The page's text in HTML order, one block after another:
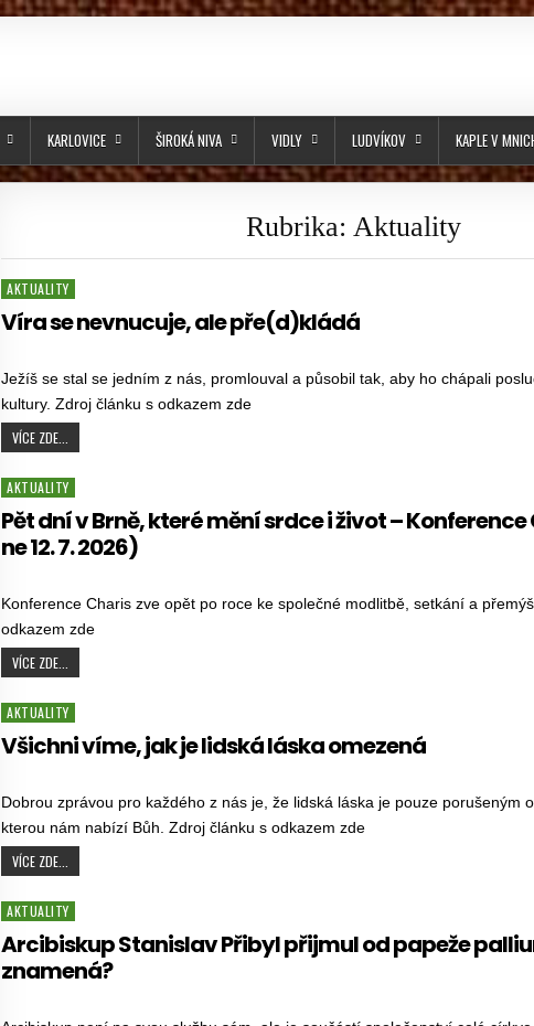
KARLOVICE ŠIROKÁ NIVA VIDLY LUDVÍKOV KAPLE V
Rubrika:Aktuality
Posted in
AKTUALITY
Víra se nevnucuje, ale pře(d)kládá
Ježíš se stal se jedním z nás, promlouval a působil tak, aby ho chápali
kultury. Zdroj článku s odkazem zde
VÍCE ZDE...
Posted in
AKTUALITY
Pět dní v Brně, které mění srdce i život – Konference
ne 12. 7. 2026)
Konference Charis zve opět po roce ke společné modlitbě, setkání a
odkazem zde
VÍCE ZDE...
Posted in
AKTUALITY
Všichni víme, jak je lidská láska omezená
Dobrou zprávou pro každého z nás je, že lidská láska je pouze porušeným
kterou nám nabízí Bůh. Zdroj článku s odkazem zde
VÍCE ZDE...
Posted in
AKTUALITY
Arcibiskup Stanislav Přibyl přijmul od papeže
znamená?